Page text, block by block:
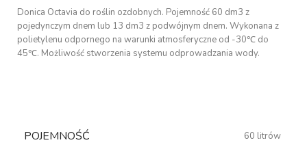
Donica Octavia do roślin ozdobnych. Pojemność 60 dm3 z
pojedynczym dnem lub 13 dm3 z podwójnym dnem. Wykonana z
polietylenu odpornego na warunki atmosferyczne od -30℃ do
45℃. Możliwość stworzenia systemu odprowadzania wody.
POJEMNOŚĆ 60 litrów